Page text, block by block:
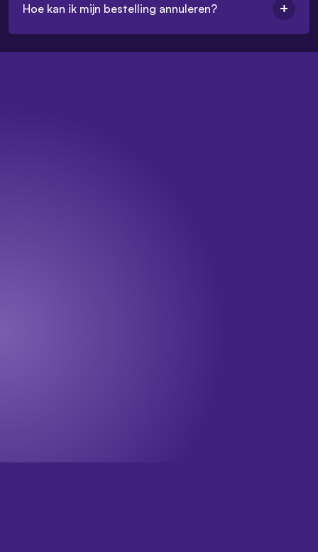
Hoe kan ik mijn bestelling annuleren?